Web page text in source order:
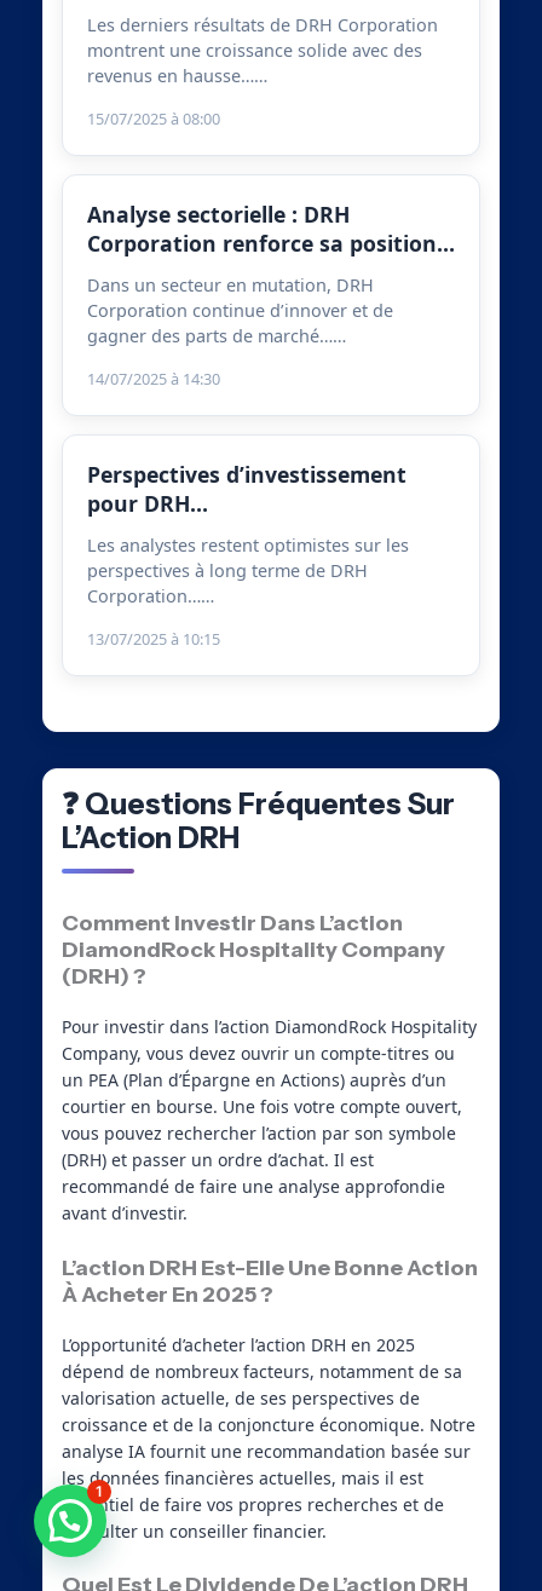
Les derniers résultats de DRH Corporation
montrent une croissance solide avec des
revenus en hausse……
15/07/2025 à 08:00
Analyse sectorielle : DRH
Corporation renforce sa position…
Dans un secteur en mutation, DRH
Corporation continue d’innover et de
gagner des parts de marché……
14/07/2025 à 14:30
Perspectives d’investissement
pour DRH…
Les analystes restent optimistes sur les
perspectives à long terme de DRH
Corporation……
13/07/2025 à 10:15
❓ Questions Fréquentes Sur
L’Action DRH
Comment Investir Dans L’action
DiamondRock Hospitality Company
(DRH) ?
Pour investir dans l’action DiamondRock Hospitality
Company, vous devez ouvrir un compte-titres ou
un PEA (Plan d’Épargne en Actions) auprès d’un
courtier en bourse. Une fois votre compte ouvert,
vous pouvez rechercher l’action par son symbole
(DRH) et passer un ordre d’achat. Il est
recommandé de faire une analyse approfondie
avant d’investir.
L’action DRH Est-Elle Une Bonne Action
À Acheter En 2025 ?
L’opportunité d’acheter l’action DRH en 2025
dépend de nombreux facteurs, notamment de sa
valorisation actuelle, de ses perspectives de
croissance et de la conjoncture économique. Notre
analyse IA fournit une recommandation basée sur
les données financières actuelles, mais il est
essentiel de faire vos propres recherches et de
consulter un conseiller financier.
Quel Est Le Dividende De L’action DRH
Besoin d'aide ?
1